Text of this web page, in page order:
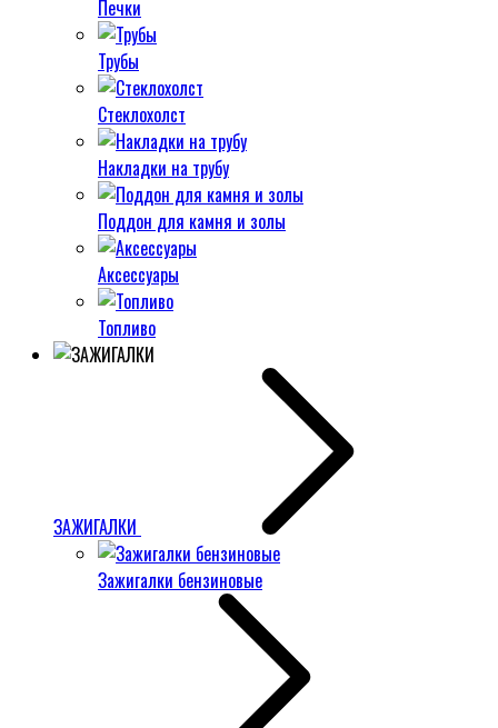
Печки
Трубы
Стеклохолст
Накладки на трубу
Поддон для камня и золы
Аксессуары
Топливо
ЗАЖИГАЛКИ
Зажигалки бензиновые